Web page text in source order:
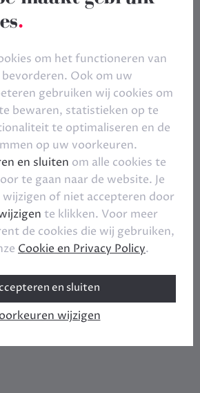
.
om het functioneren van
Ook om uw
gebruiken wij cookies om
bewaren, statistieken op te
te optimaliseren en de
op uw voorkeuren.
en sluiten om alle cookies te
te gaan naar de website. Je
wijzigen of niet accepteren door
te klikken. Voor meer
de cookies die wij gebruiken,
Cookie en Privacy Policy.
en sluiten
wijzigen